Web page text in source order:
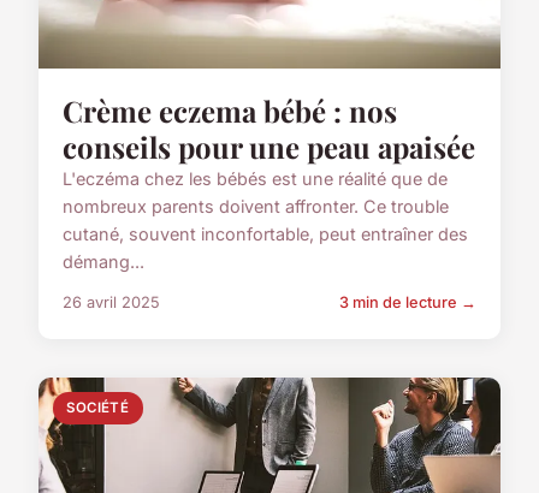
Crème eczema bébé : nos
conseils pour une peau apaisée
L'eczéma chez les bébés est une réalité que de
nombreux parents doivent affronter. Ce trouble
cutané, souvent inconfortable, peut entraîner des
démang...
26 avril 2025 3 min de lecture →
SOCIÉTÉ